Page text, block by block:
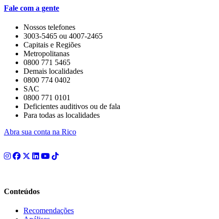
Fale com a gente
Nossos telefones
3003-5465 ou 4007-2465
Capitais e Regiões
Metropolitanas
0800 771 5465
Demais localidades
0800 774 0402
SAC
0800 771 0101
Deficientes auditivos ou de fala
Para todas as localidades
Abra sua conta na Rico
Conteúdos
Recomendações